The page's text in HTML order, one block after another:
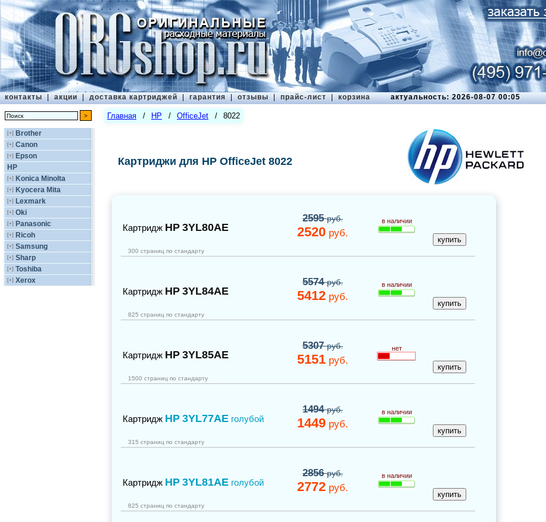
контакты | акции | доставка картриджей | гарантия | отзывы | прайс-лист | корзина актуальность: 2026-08-07 00:05
[+] Brother
[+] Canon
[+] Epson
HP
[+] Konica Minolta
[+] Kyocera Mita
[+] Lexmark
[+] Oki
[+] Panasonic
[+] Ricoh
[+] Samsung
[+] Sharp
[+] Toshiba
[+] Xerox
Главная / HP / OfficeJet / 8022
Картриджи для HP OfficeJet 8022
Картридж HP 3YL80AE
2595руб.
2520 руб.
в наличии
300 страниц по стандарту
Картридж HP 3YL84AE
5574руб.
5412 руб.
в наличии
825 страниц по стандарту
Картридж HP 3YL85AE
5307руб.
5151 руб.
нет
1500 страниц по стандарту
Картридж HP 3YL77AE голубой
1494руб.
1449 руб.
в наличии
315 страниц по стандарту
Картридж HP 3YL81AE голубой
2856руб.
2772 руб.
в наличии
825 страниц по стандарту